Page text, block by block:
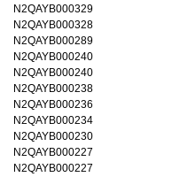
N2QAYB000329
N2QAYB000328
N2QAYB000289
N2QAYB000240
N2QAYB000240
N2QAYB000238
N2QAYB000236
N2QAYB000234
N2QAYB000230
N2QAYB000227
N2QAYB000227